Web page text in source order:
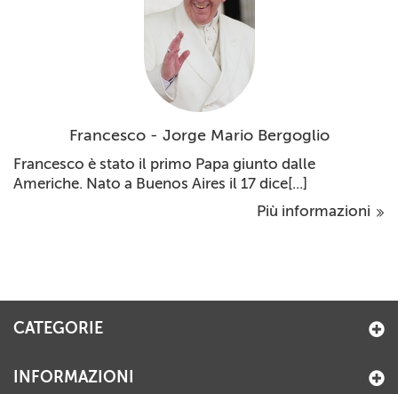
Francesco - Jorge Mario Bergoglio
Francesco è stato il primo Papa giunto dalle
Americhe. Nato a Buenos Aires il 17 dice[...]
Più informazioni
CATEGORIE
INFORMAZIONI